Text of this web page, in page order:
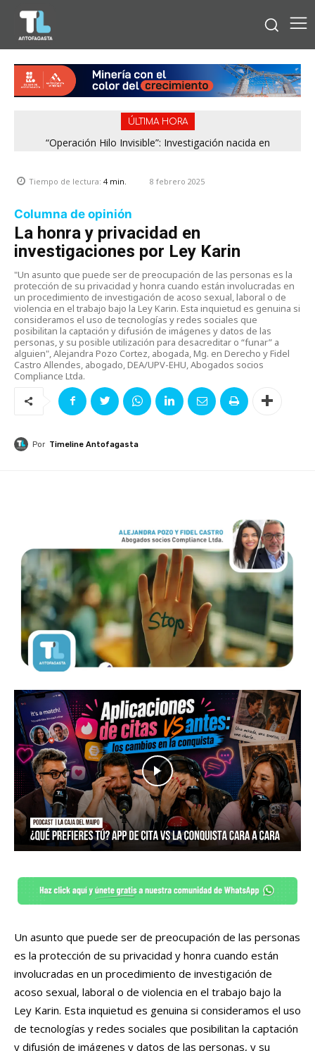
ÚLTIMA HORA
“Operación Hilo Invisible”: Investigación nacida en
Tiempo de lectura: 4min. 8 febrero 2025
Columna de opinión
La honra y privacidad en
investigaciones por Ley Karin
"Un asunto que puede ser de preocupación de las personas es la
protección de su privacidad y honra cuando están involucradas en
un procedimiento de investigación de acoso sexual, laboral o de
violencia en el trabajo bajo la Ley Karin. Esta inquietud es genuina si
consideramos el uso de tecnologías y redes sociales que
posibilitan la captación y difusión de imágenes y datos de las
personas, y su posible utilización para desacreditar o “funar” a
alguien", Alejandra Pozo Cortez, abogada, Mg. en Derecho y Fidel
Castro Allendes, abogado, DEA/UPV-EHU, Abogados socios
Compliance Ltda.
Por Timeline Antofagasta
Un asunto que puede ser de preocupación de las personas
es la protección de su privacidad y honra cuando están
involucradas en un procedimiento de investigación de
acoso sexual, laboral o de violencia en el trabajo bajo la
Ley Karin. Esta inquietud es genuina si consideramos el uso
de tecnologías y redes sociales que posibilitan la captación
y difusión de imágenes y datos de las personas, y su